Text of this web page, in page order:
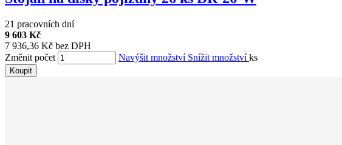
21 pracovních dní
9 603 Kč
7 936,36 Kč bez DPH
Změnit počet
Navýšit množství Snížit množstvíks
Koupit